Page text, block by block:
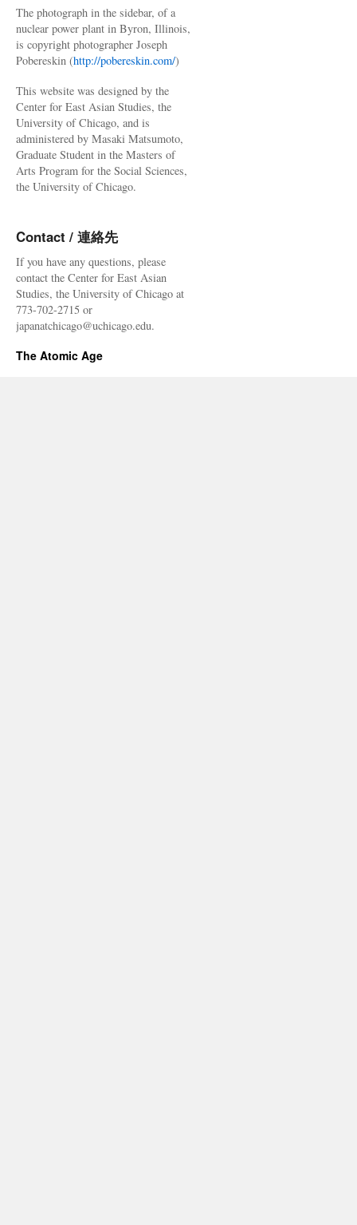
The photograph in the sidebar, of a
nuclear power plant in Byron, Illinois,
is copyright photographer Joseph
Pobereskin (http://pobereskin.com/)
This website was designed by the
Center for East Asian Studies, the
University of Chicago, and is
administered by Masaki Matsumoto,
Graduate Student in the Masters of
Arts Program for the Social Sciences,
the University of Chicago.
Contact / 連絡先
If you have any questions, please
contact the Center for East Asian
Studies, the University of Chicago at
773-702-2715 or
japanatchicago@uchicago.edu.
The Atomic Age